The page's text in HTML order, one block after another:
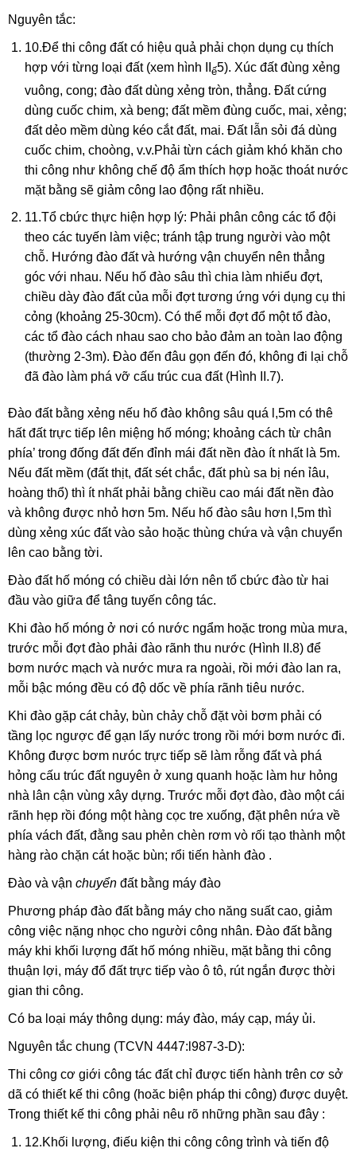
Nguyên tắc:
10.Để thi công đất có hiệu quả phải chọn dụng cụ thích
hợp với từng loại đất (xem hình II ế5). Xúc đất đùng xẻng
vuông, cong; đào đấtdùng xẻng tròn, thẳng. Đất cứng
dùng cuốc chim, xà beng; đất mềm đùng cuốc, mai, xẻng;
đất dẻo mềm dùng kéo cắt đất, mai. Đất lẫn sỏi đá dùng
cuốc chim, choòng, v.v.Phải từn cách giảm khó khăn cho
thi công như không chế độ ẩm thích hợp hoặc thoát nước
mặt bằng sẽ giảm công lao động rất nhiều.
11.Tổ cbức thực hiện hợp lý: Phải phân công các tổ đội
theo các tuyến làm việc; tránh tập trung người vào một
chỗ. Hướng đào đất và hướng vận chuyển nên thẳng
góc với nhau. Nếu hố đào sâu thì chia làm nhiểu đợt,
chiều dày đào đất của mỗi đợt tương ứng với dụng cụ thi
cỏng (khoảng 25-30cm). Có thể mỗi đợt đổ một tổ đào,
các tổ đào cách nhau sao cho bảo đảm an toàn lao động
(thường 2-3m). Đào đến đâu gọn đến đó, không đi lại chỗ
đã đào làm phá vỡ cấu trúc cua đất (Hình II.7).
Đào đất bằng xẻng nếu hố đào không sâu quá l,5m có thê
hất đất trực tiếp lên miệng hố móng; khoảng cách từ chân
phía’ trong đống đất đến đỉnh mái đất nền đào ít nhất là 5m.
Nếu đất mềm (đất thịt, đất sét chắc, đất phù sa bị nén ỉâu,
hoàng thổ) thì ít nhất phải bằng chiều cao mái đất nền đào
và không được nhỏ hơn 5m. Nếu hố đào sâu hơn l,5m thì
dùng xẻng xúc đất vào sảo hoặc thùng chứa và vận chuyển
lên cao bằng tời.
Đào đất hố móng có chiều dài lớn nên tổ cbức đào từ hai
đầu vào giữa để tâng tuyến công tác.
Khi đào hố móng ở nơi có nước ngẩm hoặc trong mùa mưa,
trước mỗi đợt đào phải đào rãnh thu nước (Hình II.8) để
bơm nước mạch và nước mưa ra ngoài, rồi mới đào lan ra,
mỗi bậc móng đều có độ dốc về phía rãnh tiêu nước.
Khi đào gặp cát chảy, bùn chảy chỗ đặt vòi bơm phải có
tầng lọc ngược để gạn lấy nước trong rồi mới bơm nước đi.
Không được bơm nưóc trực tiếp sẽ làm rỗng đất và phá
hỏng cấu trúc đất nguyên ở xung quanh hoặc làm hư hỏng
nhà lân cận vùng xây dựng. Trước mỗi đợt đào, đào một cái
rãnh hẹp rồi đóng một hàng cọc tre xuống, đặt phên nứa về
phía vách đất, đằng sau phẻn chèn rơm vò rối tạo thành một
hàng rào chặn cát hoặc bùn; rổi tiến hành đào .
Đào và vận chuyển đất bằng máy đào
Phương pháp đào đất bằng máy cho năng suất cao, giảm
công việc nặng nhọc cho người công nhân. Đào đất bằng
máy khi khối lượng đất hố móng nhiều, mặt bằng thi công
thuận lợi, máy đổ đất trực tiếp vào ô tô, rút ngắn được thời
gian thi công.
Có ba loại máy thông dụng: máy đào, máy cạp, máy ủi.
Nguyên tắc chung (TCVN 4447:l987-3-D):
Thi công cơ giới công tác đất chỉ được tiến hành trên cơ sở
dã có thiết kế thi công (hoăc biện pháp thi công) được duyệt.
Trong thiết kế thi công phải nêu rõ những phần sau đây :
12.Khối lượng, điếu kiện thi công công trình và tiến độ